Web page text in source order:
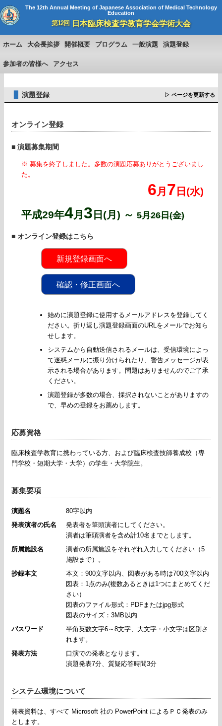
The 12th Annual Meeting of Japanese Association of Medical Technology
Education
第12回 日本臨床検査学教育学会学術大会
ホーム 大会長挨拶 開催概要 プログラム 一般演題 演題登録
参加者の皆様へ アクセス
演題登録 ▷ ページを更新する
オンライン登録
■ 演題募集期間
※ 募集を終了しました。多数の演題応募ありがとうございまし
た。
6月 7 日(水)
平成29年4月 3 日(月) ～ 5月26日(金)
■ オンライン登録はこちら
新規登録画面へ
確認・修正画面へ
始めに演題登録に使用するメールアドレスを登録してく
ださい。折り返し演題登録画面のURLをメールでお知ら
せします。
システムから自動送信されるメールは、受信環境によっ
て迷惑メールに振り分けられたり、警告メッセージが表
示される場合があります。問題はありませんのでご了承
ください。
演題登録が多数の場合、採択されないことがありますの
で、早めの登録をお薦めします。
応募資格
臨床検査学教育に携わっている方、および臨床検査技師養成校（専
門学校・短期大学・大学）の学生・大学院生。
募集要項
演題名
80字以内
発表演者の氏名
発表者を筆頭演者にしてください。
演者は筆頭演者を含め計10名までとします。
所属施設名
演者の所属施設をそれぞれ入力してください（5
施設まで）。
抄録本文
本文：900文字以内、図表がある時は700文字以内
図表：1点のみ(複数あるときは1つにまとめてくだ
さい）
図表のファイル形式：PDFまたはjpg形式
図表のサイズ：3MB以内
パスワード
半角英数文字6～8文字、大文字・小文字は区別さ
れます。
発表方法
口演での発表となります。
演題発表7分、質疑応答時間3分
システム環境について
発表資料は、すべて Microsoft 社の PowerPoint によるＰＣ発表のみ
とします。